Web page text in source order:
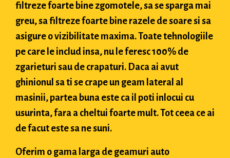
filtreze foarte bine zgomotele, sa se sparga mai
greu, sa filtreze foarte bine razele de soare si sa
asigure o vizibilitate maxima. Toate tehnologiile
pe care le includ insa, nu le feresc 100% de
zgarieturi sau de crapaturi. Daca ai avut
ghinionul sa ti se crape un geam lateral al
masinii, partea buna este ca il poti inlocui cu
usurinta, fara a cheltui foarte mult. Tot ceea ce ai
de facut este sa ne suni.
Oferim o gama larga de geamuri auto